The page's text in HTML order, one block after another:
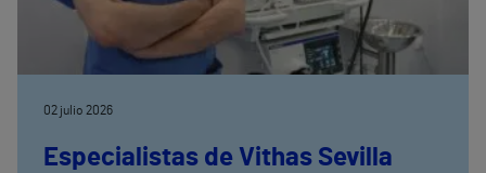
02 julio 2026
Especialistas de Vithas Sevilla